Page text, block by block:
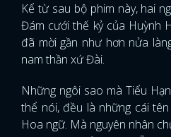
Kể từ sau bộ phim này, hai
Đám cưới thế kỷ của Huỳnh
đã mời gần như hơn nửa
nam thần xứ Đài.
Những ngôi sao mà Tiểu
thể nói, đều là những cái
Hoa ngữ. Mà nguyên nhân